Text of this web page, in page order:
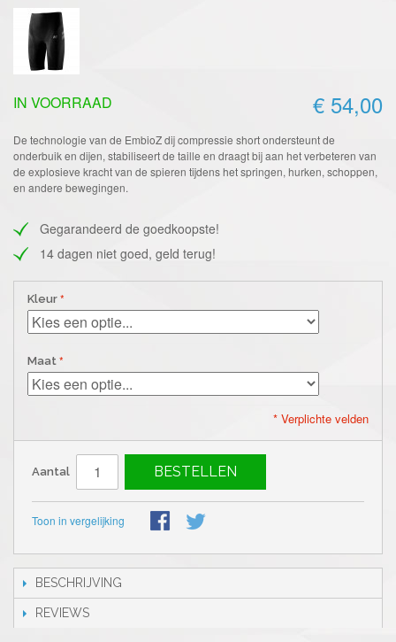
€ 54,00
IN VOORRAAD
De technologie van de EmbioZ dij compressie short ondersteunt de
onderbuik en dijen, stabiliseert de taille en draagt bij aan het verbeteren van
de explosieve kracht van de spieren tijdens het springen, hurken, schoppen,
en andere bewegingen.
Gegarandeerd de goedkoopste!
14 dagen niet goed, geld terug!
Kleur
Maat
* Verplichte velden
Aantal BESTELLEN
Toon in vergelijking
BESCHRIJVING
REVIEWS